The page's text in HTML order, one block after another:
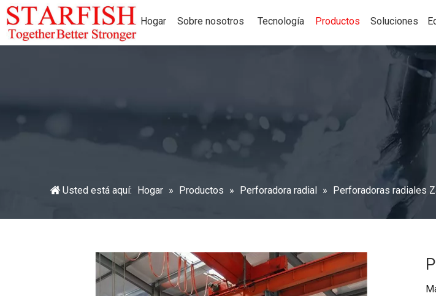
Hogar Sobre nosotros Tecnología Productos Soluciones
Usted está aquí: Hogar » Productos » Perforadora radial » Perforadoras radiales